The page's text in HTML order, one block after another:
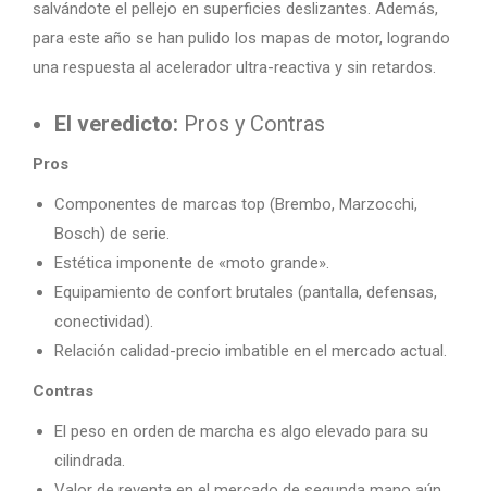
salvándote el pellejo en superficies deslizantes. Además,
para este año se han pulido los mapas de motor, logrando
una respuesta al acelerador ultra-reactiva y sin retardos.
El veredicto: Pros y Contras
Pros
Componentes de marcas top (Brembo, Marzocchi,
Bosch) de serie.
Estética imponente de «moto grande».
Equipamiento de confort brutales (pantalla, defensas,
conectividad).
Relación calidad-precio imbatible en el mercado actual.
Contras
El peso en orden de marcha es algo elevado para su
cilindrada.